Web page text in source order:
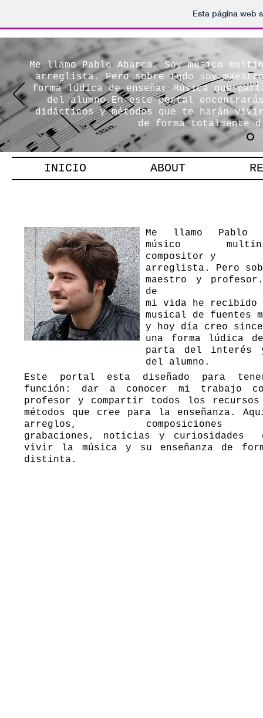
Esta página web
Me llamo Pablo Abarca. Soy músico
arreglista. Pero sobre todo soy
forma lúdica de enseñar Música que
del alumno.En este portal
didácticos y métodos que te harán
de forma totalmente
INICIO ABOUT
Me llamo Pablo
músico
compositor y
arreglista. Pero
maestro y
de
mi vida he recibido
musical de fuentes
y hoy día creo
una forma lúdica
parta del interés
del alumno.
Este portal esta diseñado para
función: dar a conocer mi trabajo
profesor y compartir todos los
métodos que cree para la enseñanza.
arreglos, composiciones
grabaciones, noticias y curiosidades
vivir la música y su enseñanza de
distinta.